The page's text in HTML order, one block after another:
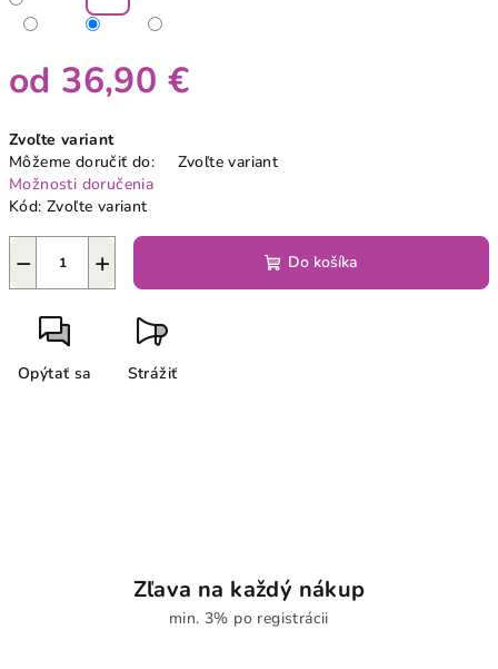
od 36,90 €
cena:
Zvoľte variant
Môžeme doručiť do:
Zvoľte variant
Možnosti doručenia
Kód: Zvoľte variant
+
− Do košíka
Opýtať sa Strážiť
Zľava na každý nákup
min. 3% po registrácii